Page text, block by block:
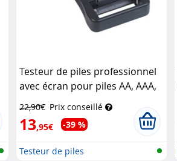
Testeur de piles professionnel
avec écran pour piles AA, AAA,
9V et piles bouton TKA
22,90€ Prix conseillé
13,95€ -39 %
Testeur de piles